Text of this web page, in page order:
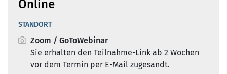
Online
STANDORT
Zoom / GoToWebinar
Sie erhalten den Teilnahme-Link ab 2 Wochen
vor dem Termin per E-Mail zugesandt.